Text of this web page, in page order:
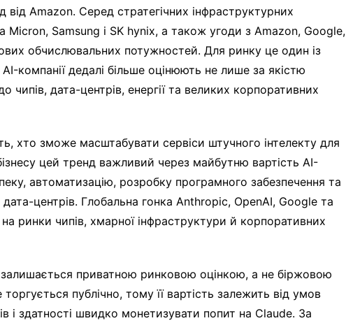
від Amazon. Серед стратегічних інфраструктурних
Micron, Samsung і SK hynix, а також угоди з Amazon, Google,
обчислювальних потужностей. Для ринку це один із
компанії дедалі більше оцінюють не лише за якістю
чипів, дата-центрів, енергії та великих корпоративних
хто зможе масштабувати сервіси штучного інтелекту для
цей тренд важливий через майбутню вартість AI-
автоматизацію, розробку програмного забезпечення та
центрів. Глобальна гонка Anthropic, OpenAI, Google та
ринки чипів, хмарної інфраструктури й корпоративних
приватною ринковою оцінкою, а не біржовою
торгується публічно, тому її вартість залежить від умов
і здатності швидко монетизувати попит на Claude. За